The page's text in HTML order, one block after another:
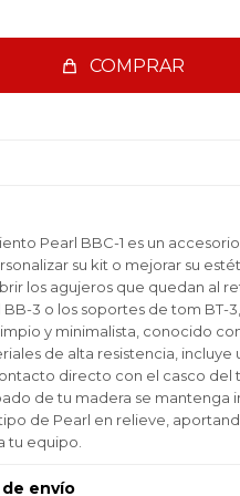
COMPRAR
Pearl BBC-1 es un
su kit o mejorar su
los agujeros que quedan al
3 o los soportes de tom BT-
y minimalista, conocido
de alta resistencia, incluye
directo con el casco del
de tu madera se mantenga
de Pearl en relieve,
tu equipo.
envío